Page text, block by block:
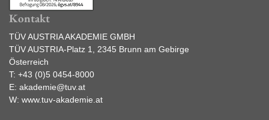
Kontakt
TÜV AUSTRIA AKADEMIE GMBH
TÜV AUSTRIA-Platz 1, 2345 Brunn am Gebirge
Österreich
T: +43 (0)5 0454-8000
E: akademie@tuv.at
W: www.tuv-akademie.at